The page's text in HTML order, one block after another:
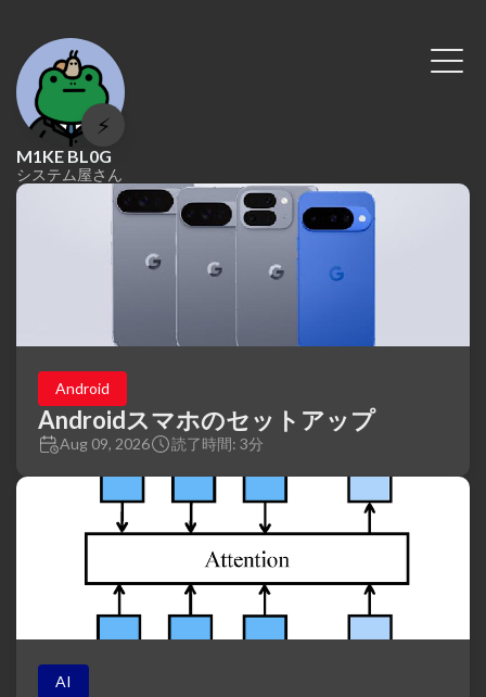
⚡
M1KE BL0G
システム屋さん
Android
Androidスマホのセットアップ
Aug 09, 2026 読了時間: 3分
AI